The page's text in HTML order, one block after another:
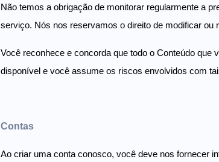
Não temos a obrigação de monitorar regularmente a
serviço. Nós nos reservamos o direito de modificar ou
Você reconhece e concorda que todo o Conteúdo
disponível e você assume os riscos envolvidos com
Contas
Ao criar uma conta conosco, você deve nos fornecer